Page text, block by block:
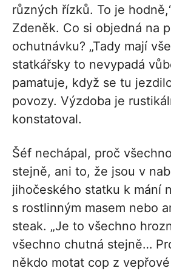
různých řízků. To je
Zdeněk. Co si objedná na
ochutnávku? „Tady mají
statkářsky to nevypadá
pamatuje, když se tu
povozy. Výzdoba je
konstatoval.
Šéf nechápal, proč
stejně, ani to, že jsou v
jihočeského statku k mání
s rostlinným masem nebo
steak. „Je to všechno
všechno chutná stejně…
někdo motat cop z